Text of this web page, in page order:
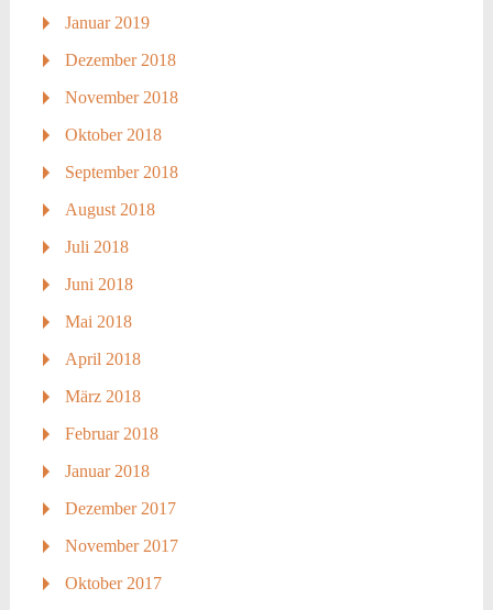
Januar 2019
Dezember 2018
November 2018
Oktober 2018
September 2018
August 2018
Juli 2018
Juni 2018
Mai 2018
April 2018
März 2018
Februar 2018
Januar 2018
Dezember 2017
November 2017
Oktober 2017